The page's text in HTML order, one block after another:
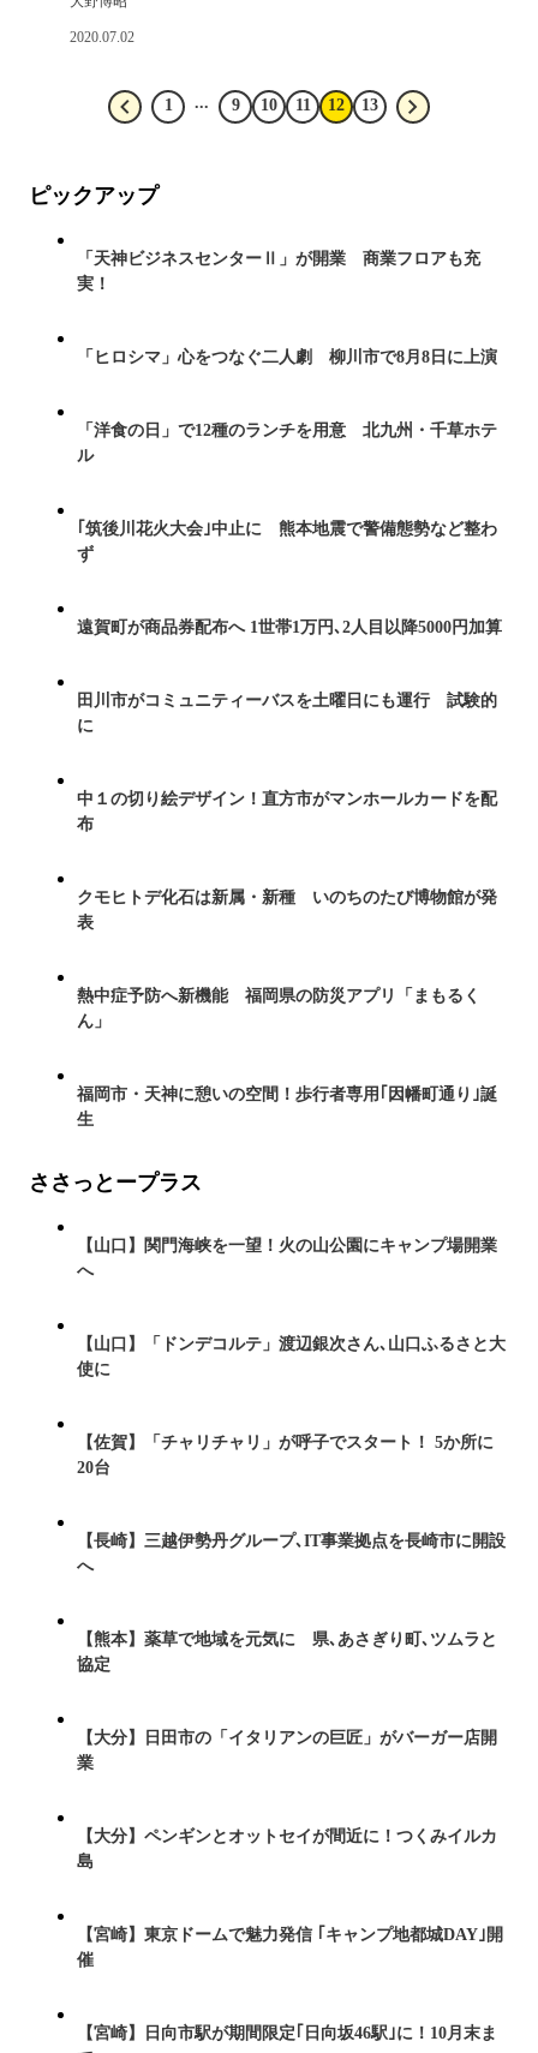
2020.07.02
1 ... 9 10 11 12 13
ピックアップ
「天神ビジネスセンターⅡ」が開業 商業フロアも充
実！
「ヒロシマ」心をつなぐ二人劇 柳川市で8月8日に上演
「洋食の日」で12種のランチを用意 北九州・千草ホテ
ル
｢筑後川花火大会｣中止に 熊本地震で警備態勢など整わ
ず
遠賀町が商品券配布へ 1世帯1万円､2人目以降5000円加算
田川市がコミュニティーバスを土曜日にも運行 試験的
に
中１の切り絵デザイン！直方市がマンホールカードを配
布
クモヒトデ化石は新属・新種 いのちのたび博物館が発
表
熱中症予防へ新機能 福岡県の防災アプリ「まもるく
ん」
福岡市・天神に憩いの空間！歩行者専用｢因幡町通り｣誕
生
ささっとープラス
【山口】関門海峡を一望！火の山公園にキャンプ場開業
へ
【山口】「ドンデコルテ」渡辺銀次さん､山口ふるさと大
使に
【佐賀】「チャリチャリ」が呼子でスタート！ 5か所に
20台
【長崎】三越伊勢丹グループ､IT事業拠点を長崎市に開設
へ
【熊本】薬草で地域を元気に 県､あさぎり町､ツムラと
協定
【大分】日田市の「イタリアンの巨匠」がバーガー店開
業
【大分】ペンギンとオットセイが間近に！つくみイルカ
島
【宮崎】東京ドームで魅力発信 ｢キャンプ地都城DAY｣開
催
【宮崎】日向市駅が期間限定｢日向坂46駅｣に！10月末ま